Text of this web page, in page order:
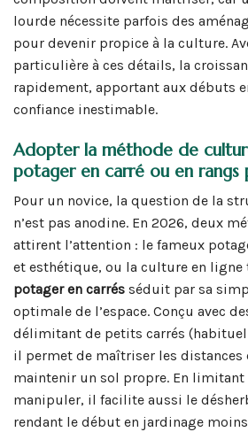
lourde nécessite parfois des
pour devenir propice à la culture.
particulière à ces détails, la
rapidement, apportant aux débuts
confiance inestimable.
Adopter la méthode de
potager en carré ou en
Pour un novice, la question de la
n’est pas anodine. En 2026, deux
attirent l’attention : le fameux
et esthétique, ou la culture en
potager en carrés séduit par sa
optimale de l’espace. Conçu avec
délimitant de petits carrés
il permet de maîtriser les distances
maintenir un sol propre. En limitant
manipuler, il facilite aussi le
rendant le début en jardinage